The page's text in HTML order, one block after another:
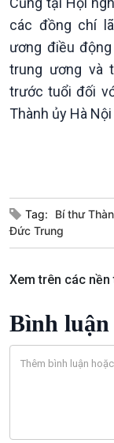
Podcast
các đồng chí
ương điều
trung ương và
trước tuổi đối
Thành ủy Hà
Tag: Bí thư
Đức Trung
Xem trên các
Bình luận